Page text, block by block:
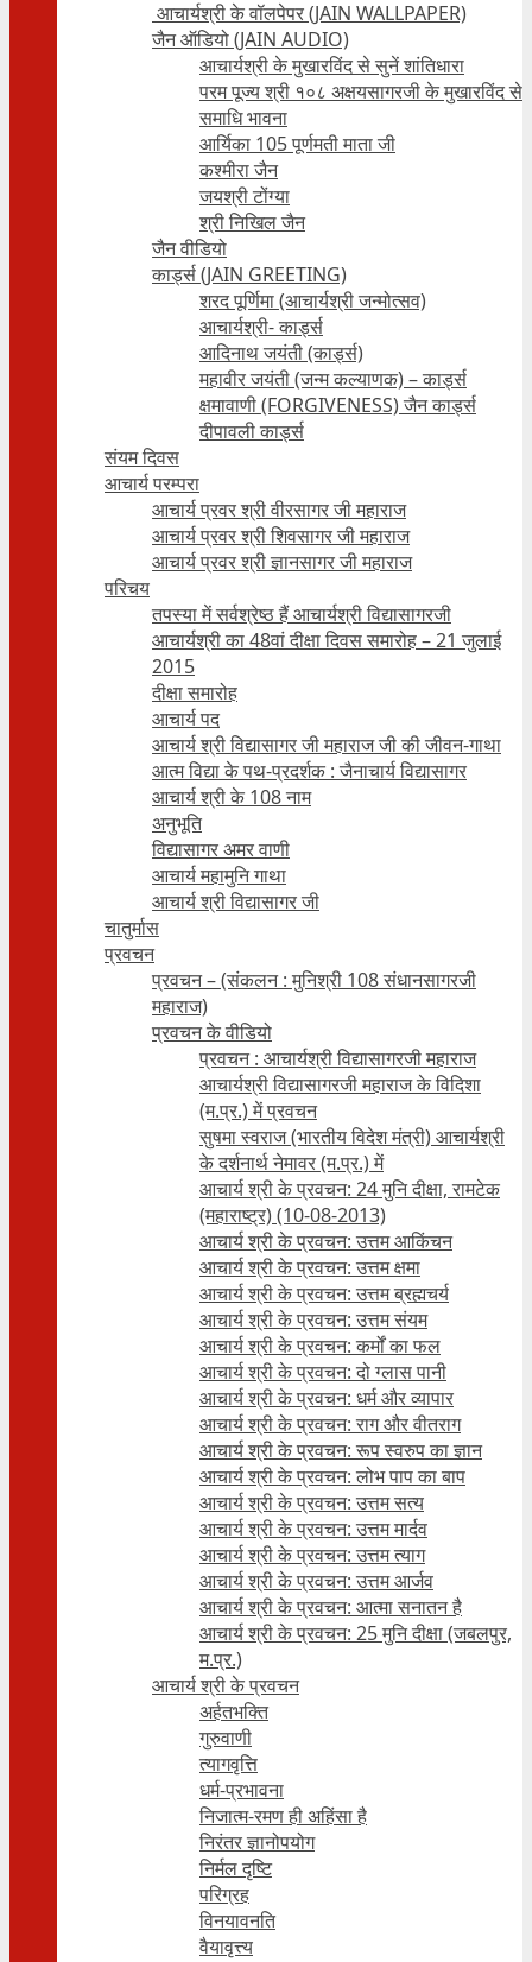
आचार्यश्री के वॉलपेपर (JAIN WALLPAPER)
जैन ऑडियो (JAIN AUDIO)
आचार्यश्री के मुखारविंद से सुनें शांतिधारा
परम पूज्य श्री १०८ अक्षयसागरजी के मुखारविंद से
समाधि भावना
आर्यिका 105 पूर्णमती माता जी
कश्मीरा जैन
जयश्री टोंग्या
श्री निखिल जैन
जैन वीडियो
कार्ड्स (JAIN GREETING)
शरद पूर्णिमा (आचार्यश्री जन्मोत्सव)
आचार्यश्री- कार्ड्स
आदिनाथ जयंती (कार्ड्स)
महावीर जयंती (जन्म कल्याणक) – कार्ड्स
क्षमावाणी (FORGIVENESS) जैन कार्ड्स
दीपावली कार्ड्स
संयम दिवस
आचार्य परम्परा
आचार्य प्रवर श्री वीरसागर जी महाराज
आचार्य प्रवर श्री शिवसागर जी महाराज
आचार्य प्रवर श्री ज्ञानसागर जी महाराज
परिचय
तपस्या में सर्वश्रेष्ठ हैं आचार्यश्री विद्यासागरजी
आचार्यश्री का 48वां दीक्षा दिवस समारोह – 21 जुलाई
2015
दीक्षा समारोह
आचार्य पद
आचार्य श्री विद्यासागर जी महाराज जी की जीवन-गाथा
आत्म विद्या के पथ-प्रदर्शक : जैनाचार्य विद्यासागर
आचार्य श्री के 108 नाम
अनुभूति
विद्यासागर अमर वाणी
आचार्य महामुनि गाथा
आचार्य श्री विद्यासागर जी
चातुर्मास
प्रवचन
प्रवचन – (संकलन : मुनिश्री 108 संधानसागरजी
महाराज)
प्रवचन के वीडियो
प्रवचन : आचार्यश्री ‍विद्यासागरजी महाराज
आचार्यश्री विद्यासागरजी महाराज के विदिशा
(म.प्र.) में प्रवचन
सुषमा स्वराज (भारतीय विदेश मंत्री) आचार्यश्री
के दर्शनार्थ नेमावर (म.प्र.) में
आचार्य श्री के प्रवचन: 24 मुनि दीक्षा, रामटेक
(महाराष्ट्र) (10-08-2013)
आचार्य श्री के प्रवचन: उत्तम आकिंचन
आचार्य श्री के प्रवचन: उत्तम क्षमा
आचार्य श्री के प्रवचन: उत्तम ब्रह्मचर्य
आचार्य श्री के प्रवचन: उत्तम संयम
आचार्य श्री के प्रवचन: कर्मों का फल
आचार्य श्री के प्रवचन: दो ग्लास पानी
आचार्य श्री के प्रवचन: धर्म और व्यापार
आचार्य श्री के प्रवचन: राग और वीतराग
आचार्य श्री के प्रवचन: रूप स्वरुप का ज्ञान
आचार्य श्री के प्रवचन: लोभ पाप का बाप
आचार्य श्री के प्रवचन: उत्तम सत्य
आचार्य श्री के प्रवचन: उत्तम मार्दव
आचार्य श्री के प्रवचन: उत्तम त्याग
आचार्य श्री के प्रवचन: उत्तम आर्जव
आचार्य श्री के प्रवचन: आत्मा सनातन है
आचार्य श्री के प्रवचन: 25 मुनि दीक्षा (जबलपुर,
म.प्र.)
आचार्य श्री के प्रवचन
अर्हतभक्ति
गुरुवाणी
त्यागवृत्ति
धर्म-प्रभावना
निजात्म-रमण ही अहिंसा है
निरंतर ज्ञानोपयोग
निर्मल दृष्टि
परिग्रह
विनयावनति
वैयावृत्त्य